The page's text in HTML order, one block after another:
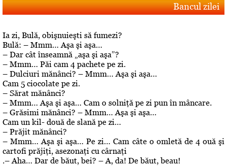
Bancul zilei
Ia zi, Bulă, obişnuieşti să fumezi?
Bulă: – Mmm… Aşa şi aşa…
– Dar cât înseamnă „aşa şi aşa”?
– Mmm… Păi cam 4 pachete pe zi.
– Dulciuri mănânci? – Mmm… Aşa şi aşa…
Cam 5 ciocolate pe zi.
– Sărat mănânci?
– Mmm… Aşa şi aşa… Cam o solniţă pe zi pun în mâncare.
– Grăsimi mănânci? – Mmm… Aşa şi aşa…
Cam un kil- două de slană pe zi…
– Prăjit mănânci?
– Mmm… Aşa şi aşa… Pe zi… Cam câte o omletă de 4 ouă şi
cartofi prăjiţi, asezonaţi cu cârnaţi
.– Aha… Dar de băut, bei? – A, da! De băut, beau!